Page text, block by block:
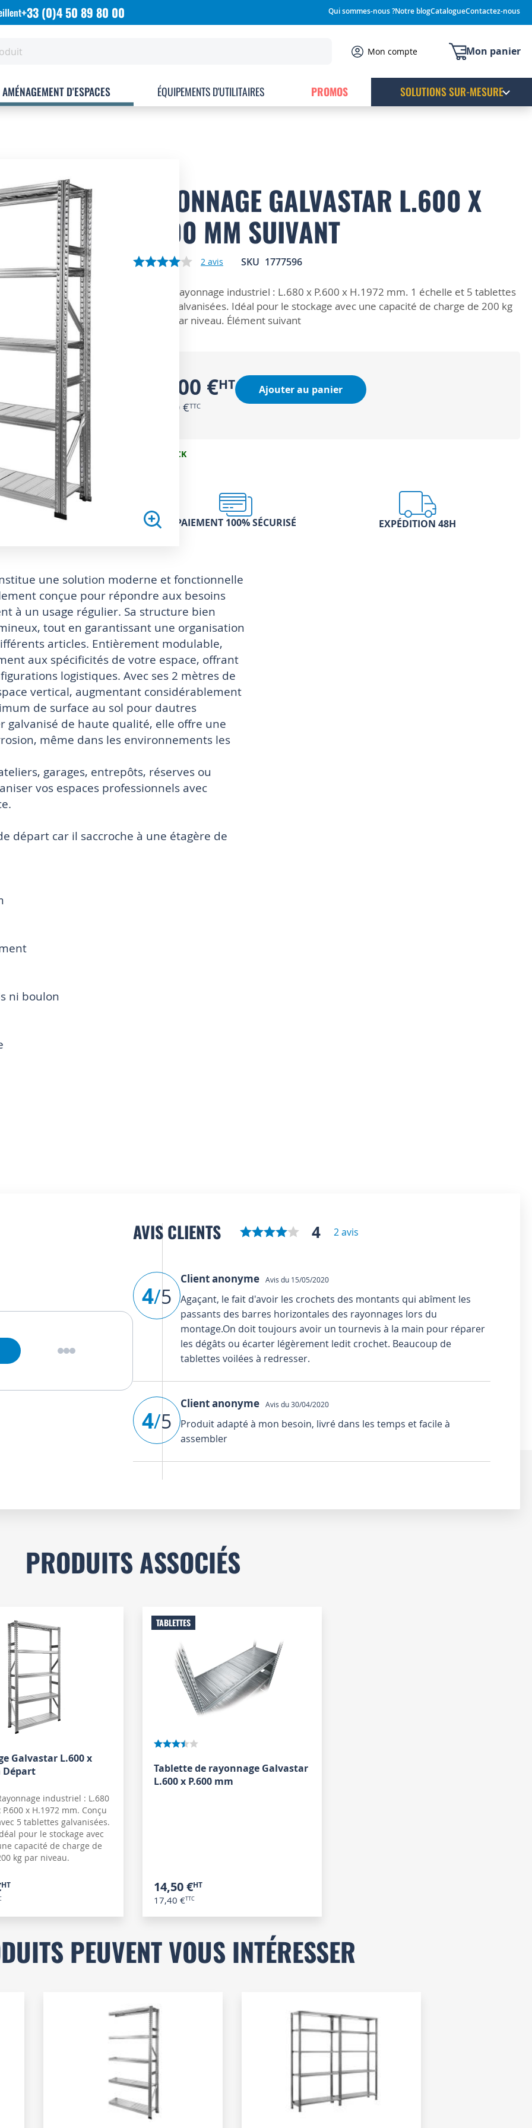
Qui sommes-nous ?Notre blogCatalogueContactez-nous
+33 (0)4 50 89 80 00
Mon panier
Mon compte
AMÉNAGEMENT D'ESPACES ÉQUIPEMENTS D'UTILITAIRES PROMOS SOLUTIONS SUR-MESURE
RAYONNAGE GALVASTAR L.600 X
P.600 MM SUIVANT
2 avis SKU 1777596
Rayonnage industriel : L.680 x P.600 x H.1972 mm. 1 échelle et 5 tablettes
galvanisées. Idéal pour le stockage avec une capacité de charge de 200 kg
par niveau. Élément suivant
93,00 €
111,60 €
Ajouter au panier
EN STOCK
PAIEMENT 100% SÉCURISÉ EXPÉDITION 48H
une solution moderne et fonctionnelle
conçue pour répondre aux besoins
à un usage régulier. Sa structure bien
tout en garantissant une organisation
articles. Entièrement modulable,
aux spécificités de votre espace, offrant
logistiques. Avec ses 2 mètres de
vertical, augmentant considérablement
de surface au sol pour dautres
galvanisé de haute qualité, elle offre une
même dans les environnements les
garages, entrepôts, réserves ou
vos espaces professionnels avec
car il saccroche à une étagère de
ni boulon
AVIS CLIENTS 4 2 avis
4/5
Client anonyme Avis du 15/05/2020
Agaçant, le fait d'avoir les crochets des montants qui abîment les
passants des barres horizontales des rayonnages lors du
montage.On doit toujours avoir un tournevis à la main pour réparer
les dégâts ou écarter légèrement ledit crochet. Beaucoup de
tablettes voilées à redresser.
4/5
Client anonyme Avis du 30/04/2020
Produit adapté à mon besoin, livré dans les temps et facile à
assembler
PRODUITS ASSOCIÉS
Galvastar L.600 x
Départ
industriel : L.680
P.600 x H.1972 mm. Conçu
5 tablettes galvanisées.
pour le stockage avec
capacité de charge de
kg par niveau.
TABLETTES
Tablette de rayonnage Galvastar
L.600 x P.600 mm
14,50 €
17,40 €
PEUVENT VOUS INTÉRESSER